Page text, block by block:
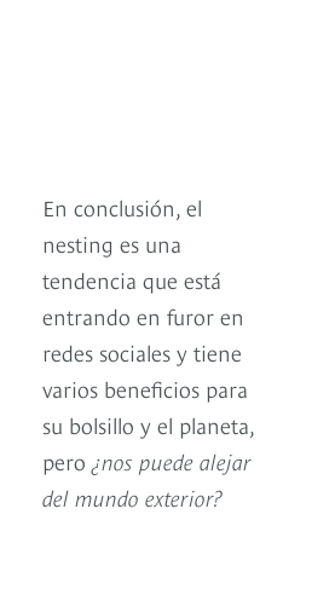
En conclusión, el
nesting es una
tendencia que está
entrando en furor en
redes sociales y tiene
varios beneficios para
su bolsillo y el planeta,
pero ¿nos puede alejar
del mundo exterior?